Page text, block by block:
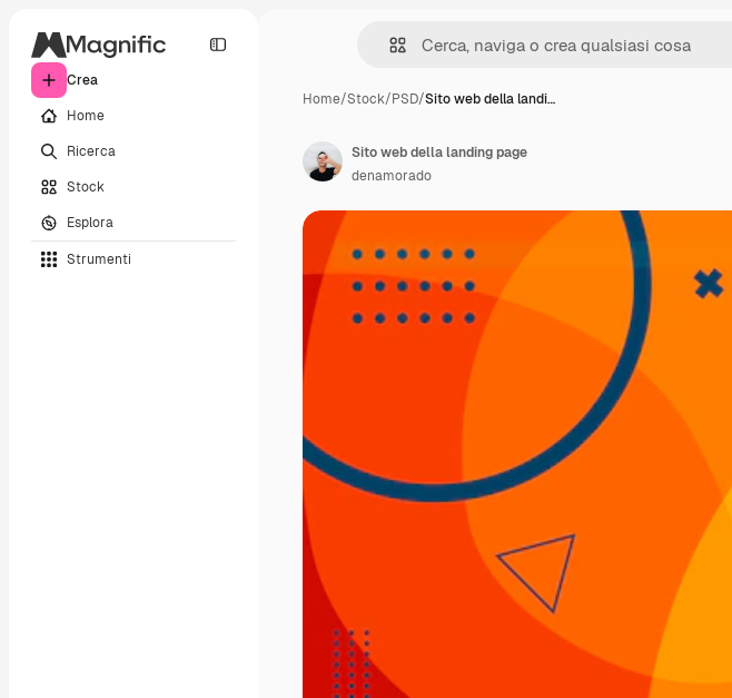
Crea
Home
Ricerca
Stock
Esplora
Strumenti
Home/Stock/PSD/Sito web della landi…
Sito web della landing page
denamorado